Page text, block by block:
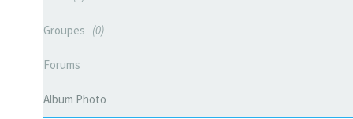
Groupes 0
Forums
Album Photo